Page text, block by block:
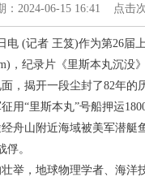
：2024-06-15 16:41 点击
电 (记者 王笈)作为第26届
，纪录片《里斯本丸沉没
，揭开一段尘封了82年的
用“里斯本丸”号船押运
舟山附近海域被美军潜艇
俘。
举，地球物理学者、海洋